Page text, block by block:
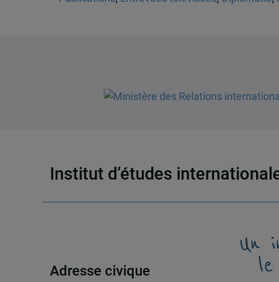
Institut d’études
Adresse civique
Un